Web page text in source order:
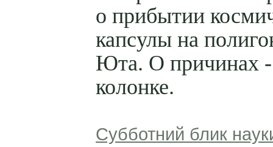
о прибытии
капсулы на
Юта. О причинах
колонке.
Субботний блик